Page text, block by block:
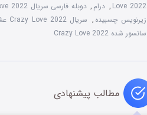
Love 2022
, درام , دوبله فارسی سریال Crazy Love 2022
زیرنویس چسبیده , سریال Crazy Love 2022 عشق دیوانه وار
سانسور شده Crazy Love 2022
مطالب پیشنهادی